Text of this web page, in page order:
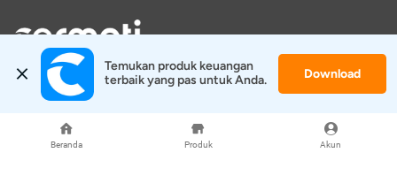
Beranda Produk Akun
© 2026 Cermati. All Rights Reserved.
Temukan produk keuangan
terbaik yang pas untuk Anda.
Download